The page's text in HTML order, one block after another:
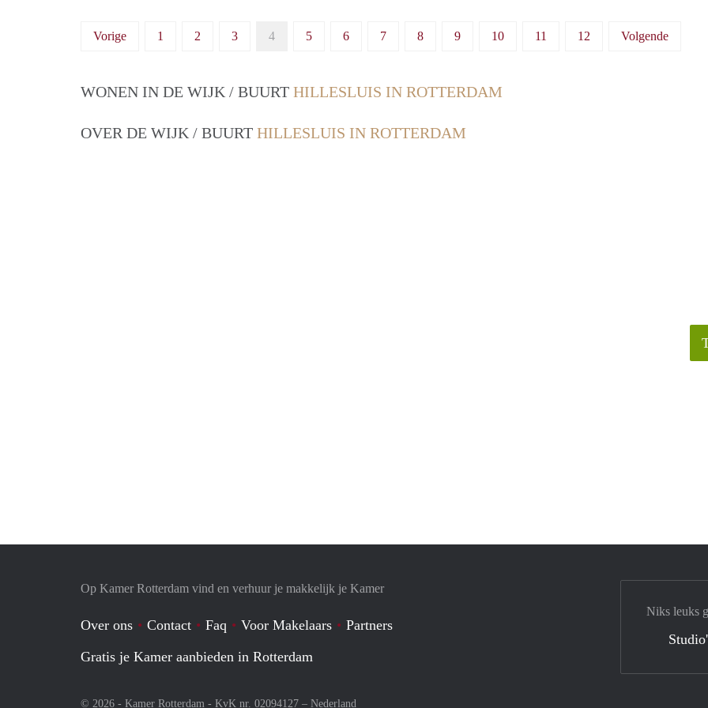
Vorige 1 2 3 4 5 6 7 8 9 10 11 12 Volgende
WONEN IN DE WIJK / BUURT HILLESLUIS IN ROTTERDAM
OVER DE WIJK / BUURT HILLESLUIS IN ROTTERDAM
Op Kamer Rotterdam vind en verhuur je makkelijk je Kamer
Over ons Contact Faq Voor Makelaars
Partners
Gratis je Kamer aanbieden in Rotterdam
© 2026 - Kamer Rotterdam - KvK nr. 02094127 – Nederland
Niks leuks